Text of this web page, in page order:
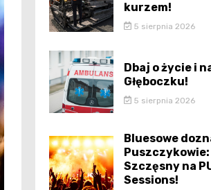
kurzem!
5 sierpnia 2026
Dbaj o życie i
Głęboczku!
5 sierpnia 2026
Bluesowe
Szczęsny na
Sessions!